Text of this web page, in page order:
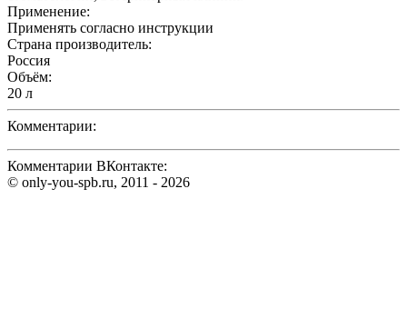
Применение:
Применять согласно инструкции
Страна производитель:
Россия
Объём:
20 л
Комментарии:
Комментарии ВКонтакте:
© only-you-spb.ru, 2011 - 2026